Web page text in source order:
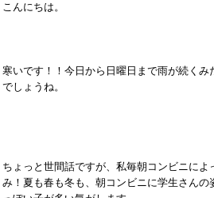
こんにちは。
寒いです！！今日から日曜日まで雨が続く
でしょうね。
ちょっと世間話ですが、私毎朝コンビニに
み！夏も春も冬も、朝コンビニに学生さん